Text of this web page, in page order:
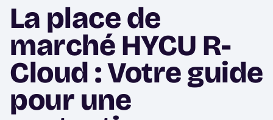
La place de
marché HYCU R-
Cloud : Votre guide
pour une